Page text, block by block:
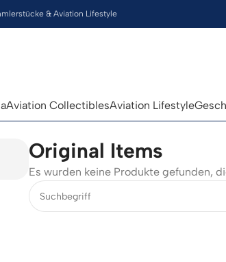
& Aviation Lifestyle
Aviation CollectiblesAviation Lifestyle
Original Items
Es wurden keine Produkte gefunden,